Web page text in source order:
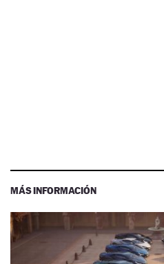
MÁS INFORMACIÓN